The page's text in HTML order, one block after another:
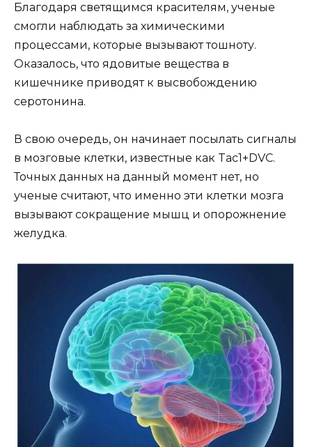
Благодаря светящимся красителям, ученые
смогли наблюдать за химическими
процессами, которые вызывают тошноту.
Оказалось, что ядовитые вещества в
кишечнике приводят к высвобождению
серотонина.
В свою очередь, он начинает посылать сигналы
в мозговые клетки, известные как Tac1+DVC.
Точных данных на данный момент нет, но
ученые считают, что именно эти клетки мозга
вызывают сокращение мышц и опорожнение
желудка.